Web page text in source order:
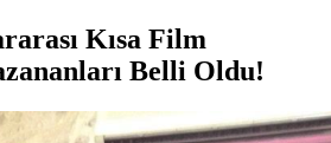
Kısa Film
Belli Oldu!